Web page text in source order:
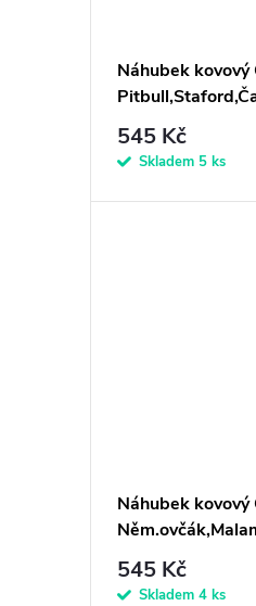
Náhubek kovový
545 Kč
Skladem 5 ks
Náhubek kovový
(fena) GP
545 Kč
Skladem 4 ks